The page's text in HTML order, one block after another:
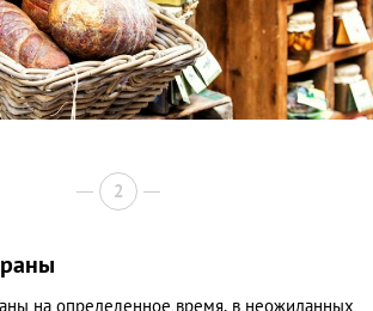
2
на определенное время, в неожиданных